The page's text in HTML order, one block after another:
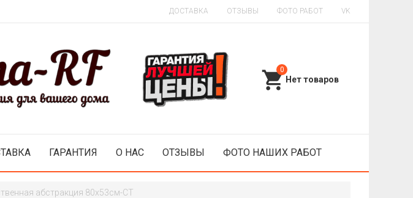
ДОСТАВКА ОТЗЫВЫ ФОТО РАБОТ VK
0
ГАРАНТИЯ О НАС ОТЗЫВЫ ФОТО НАШИХ РАБОТ
абстракция 80x53см-CT